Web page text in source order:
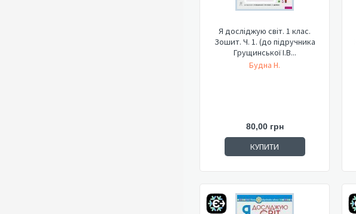
Я досліджую світ. 1 клас.
Зошит. Ч. 1. (до підручника
Грущинської І.В...
Будна Н.
80,00 грн
КУПИТИ